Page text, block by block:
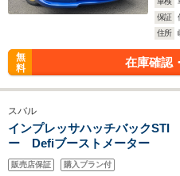
保証
住所
無
料
在庫確認
スバル
インプレッサハッチバック
ー Defiブーストメーター
販売店保証 購入プラン付